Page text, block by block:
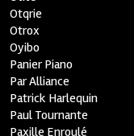
Otqrie
Otrox
Oyibo
Panier Piano
Par Alliance
Patrick Harlequin
Paul Tournante
Paxille Enroulé